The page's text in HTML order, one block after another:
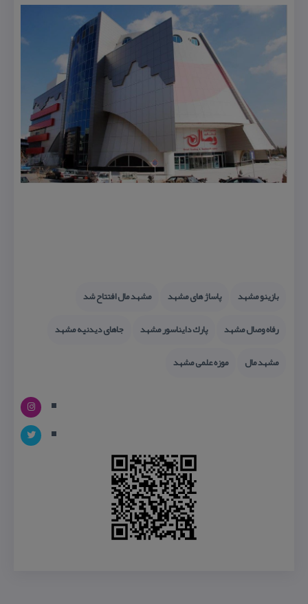
بازینو مشهد پاساژ های مشهد
مشهد مال افتتاح شد
رفاه وصال مشهد
پارك دایناسور مشهد
جاهای دیدنیه مشهد
مشهد مال
موزه علمی مشهد